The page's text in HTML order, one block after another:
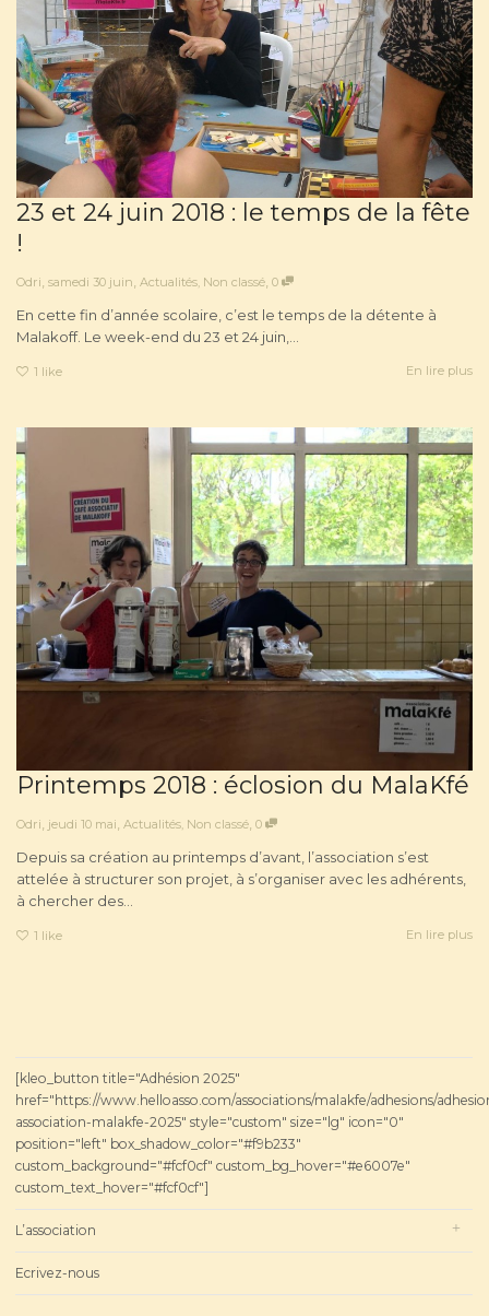
23 et 24 juin 2018 : le temps de la fête
!
Odri samedi 30 juin Actualités, Non classé 0
En cette fin d’année scolaire, c’est le temps de la détente à
Malakoff. Le week-end du 23 et 24 juin,...
1 like En lire plus
Printemps 2018 : éclosion du MalaKfé
Odri jeudi 10 mai Actualités Non classé 0
Depuis sa création au printemps d’avant, l’association s’est
attelée à structurer son projet, à s’organiser avec les adhérents,
à chercher des...
1 like En lire plus
[kleo_button title="Adhésion 2025"
href="https://www.helloasso.com/associations/malakfe/adhesions/
association-malakfe-2025" style="custom" size="lg" icon="0"
position="left" box_shadow_color="#f9b233"
custom_background="#fcf0cf" custom_bg_hover="#e6007e"
custom_text_hover="#fcf0cf"]
L’association
Ecrivez-nous